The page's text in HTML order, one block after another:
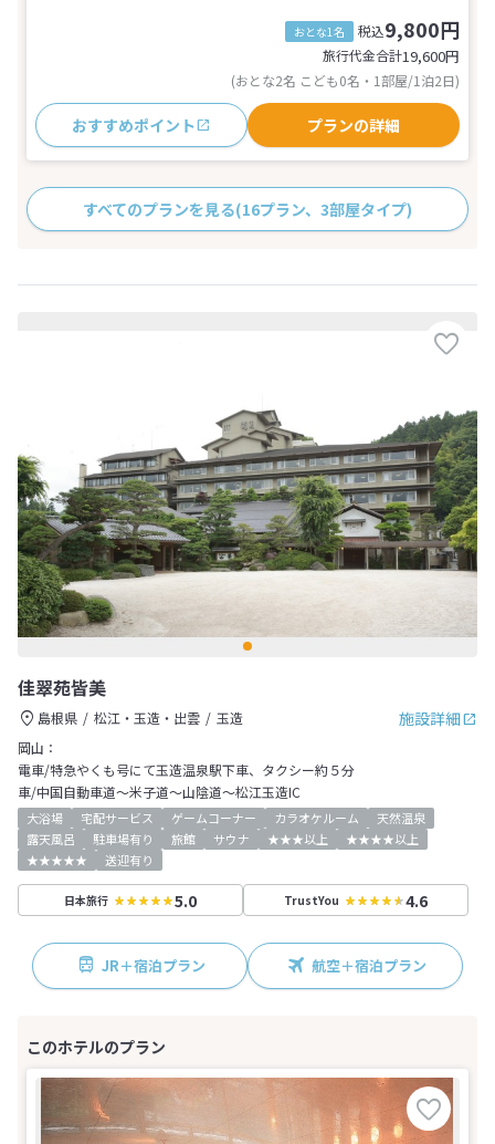
おとな1名 税込9,800円
旅行代金合計19,600円
(おとな2名 こども0名・1部屋/1泊2日)
おすすめポイント プランの詳細
すべてのプランを見る(16プラン、3部屋タイプ)
佳翠苑皆美
施設詳細
島根県 松江・玉造・出雲
玉造
岡山：
電車/特急やくも号にて玉造温泉駅下車、タクシー約５分
車/中国自動車道～米子道～山陰道～松江玉造IC
大浴場 宅配サービス ゲームコーナー カラオケルーム
天然温泉
露天風呂
駐車場有り 旅館 サウナ ★★★以上
★★★★以上
★★★★★
送迎有り
日本旅行 5.0 TrustYou 4.6
JR＋宿泊プラン 航空＋宿泊プラン